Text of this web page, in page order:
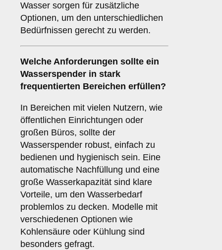
Wasser sorgen für zusätzliche
Optionen, um den unterschiedlichen
Bedürfnissen gerecht zu werden.
Welche Anforderungen sollte ein
Wasserspender in stark
frequentierten Bereichen erfüllen?
In Bereichen mit vielen Nutzern, wie
öffentlichen Einrichtungen oder
großen Büros, sollte der
Wasserspender robust, einfach zu
bedienen und hygienisch sein. Eine
automatische Nachfüllung und eine
große Wasserkapazität sind klare
Vorteile, um den Wasserbedarf
problemlos zu decken. Modelle mit
verschiedenen Optionen wie
Kohlensäure oder Kühlung sind
besonders gefragt.